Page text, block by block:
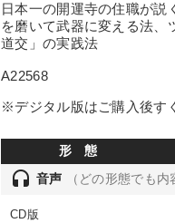
日本一の開運寺の住職が説
を磨いて武器に変える法
道交」の実践法
A22568
※デジタル版はご購入後す
形 態
headset 音声 （どの形態でも内
CD版